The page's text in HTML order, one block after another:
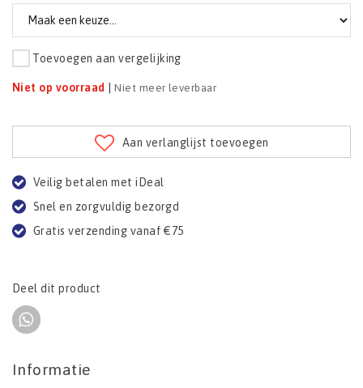
Toevoegen aan vergelijking
Niet op voorraad |Niet meer leverbaar
Aan verlanglijst toevoegen
Veilig betalen met iDeal
Snel en zorgvuldig bezorgd
Gratis verzending vanaf €75
Deel dit product
Informatie